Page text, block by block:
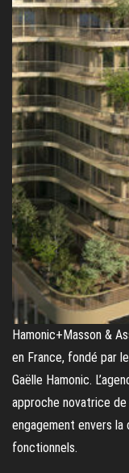
Hamonic+Masson &
en France, fondé par
Gaëlle Hamonic.
approche novatrice
engagement envers
fonctionnels.